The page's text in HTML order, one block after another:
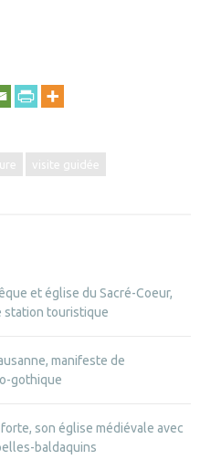
visite guidée
et église du Sacré-Coeur,
station touristique
manifeste de
gothique
son église médiévale avec
baldaquins